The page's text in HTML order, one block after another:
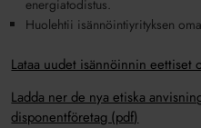
energiatodistus.
Huolehtii isännöintiyrityksen
Lataa uudet isännöinnin eettiset
Ladda ner de nya etiska
disponentföretag (pdf)